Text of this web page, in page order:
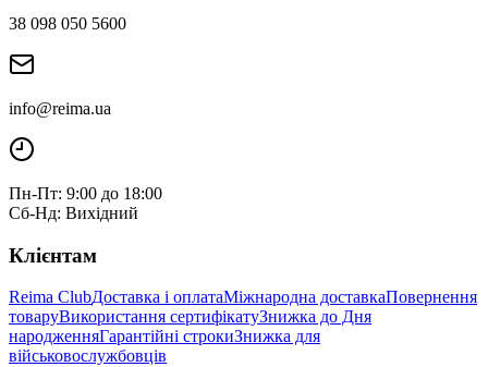
38 098 050 5600
info@reima.ua
Пн-Пт: 9:00 до 18:00
Сб-Нд: Вихідний
Клієнтам
Reima ClubДоставка і оплатаМіжнародна доставкаПовернення
товаруВикористання сертифікатуЗнижка до Дня
народженняГарантійні строкиЗнижка для
військовослужбовців